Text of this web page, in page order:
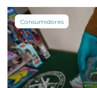
Consumidores